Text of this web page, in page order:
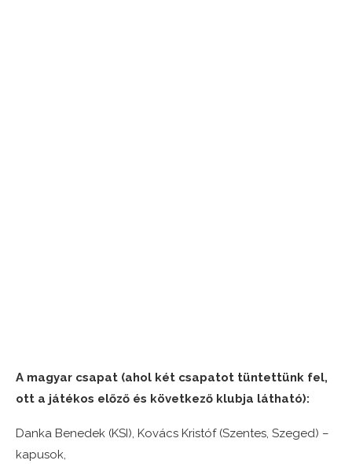
A magyar csapat (ahol két csapatot tüntettünk fel,
ott a játékos előző és következő klubja látható):
Danka Benedek (KSI), Kovács Kristóf (Szentes, Szeged) –
kapusok,